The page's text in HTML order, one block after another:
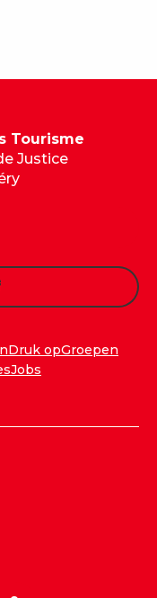
Tourisme
Justice
Druk opGroepen
Jobs